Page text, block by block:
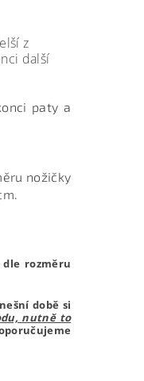
z
další
paty a
nožičky
rozměru
době si
nutně to